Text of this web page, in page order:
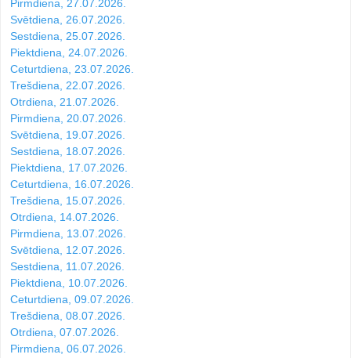
Pirmdiena, 27.07.2026.
Svētdiena, 26.07.2026.
Sestdiena, 25.07.2026.
Piektdiena, 24.07.2026.
Ceturtdiena, 23.07.2026.
Trešdiena, 22.07.2026.
Otrdiena, 21.07.2026.
Pirmdiena, 20.07.2026.
Svētdiena, 19.07.2026.
Sestdiena, 18.07.2026.
Piektdiena, 17.07.2026.
Ceturtdiena, 16.07.2026.
Trešdiena, 15.07.2026.
Otrdiena, 14.07.2026.
Pirmdiena, 13.07.2026.
Svētdiena, 12.07.2026.
Sestdiena, 11.07.2026.
Piektdiena, 10.07.2026.
Ceturtdiena, 09.07.2026.
Trešdiena, 08.07.2026.
Otrdiena, 07.07.2026.
Pirmdiena, 06.07.2026.